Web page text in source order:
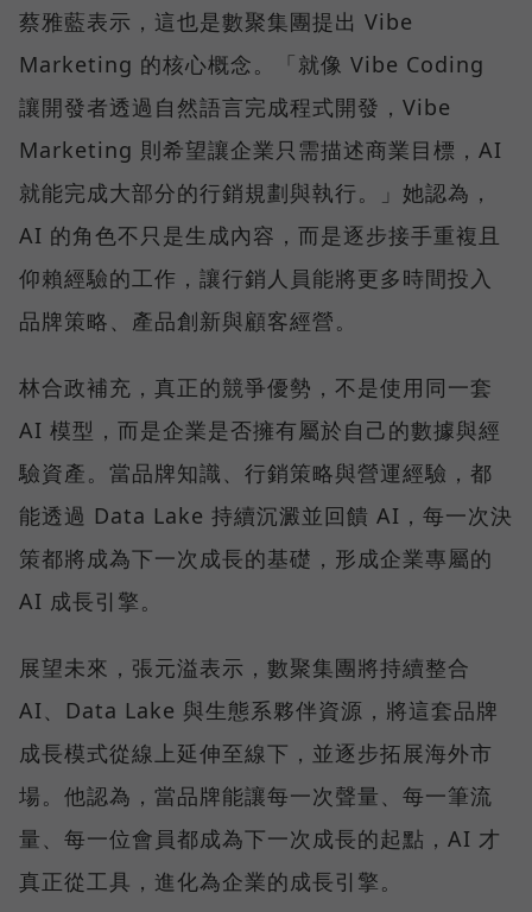
蔡雅藍表示，這也是數聚集團提出 Vibe
Marketing 的核心概念。「就像 Vibe Coding
讓開發者透過自然語言完成程式開發，Vibe
Marketing 則希望讓企業只需描述商業目標，AI
就能完成大部分的行銷規劃與執行。」她認為，
AI 的角色不只是生成內容，而是逐步接手重複且
仰賴經驗的工作，讓行銷人員能將更多時間投入
品牌策略、產品創新與顧客經營。
林合政補充，真正的競爭優勢，不是使用同一套
AI 模型，而是企業是否擁有屬於自己的數據與經
驗資產。當品牌知識、行銷策略與營運經驗，都
能透過 Data Lake 持續沉澱並回饋 AI，每一次決
策都將成為下一次成長的基礎，形成企業專屬的
AI 成長引擎。
展望未來，張元溢表示，數聚集團將持續整合
AI、Data Lake 與生態系夥伴資源，將這套品牌
成長模式從線上延伸至線下，並逐步拓展海外市
場。他認為，當品牌能讓每一次聲量、每一筆流
量、每一位會員都成為下一次成長的起點，AI 才
真正從工具，進化為企業的成長引擎。